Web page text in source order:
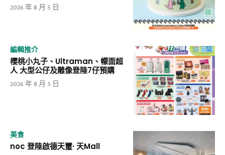
2026 年 8 月 5 日
編輯推介
櫻桃小丸子、Ultraman、幪面超
人 大型公仔及雕像登陸7仔預購
2026 年 8 月 5 日
美食
noc 登陸啟德天璽· 天Mall